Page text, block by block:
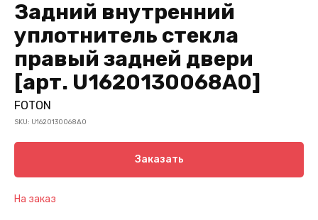
Задний внутренний
уплотнитель стекла
правый задней двери
[арт. U1620130068A0]
FOTON
SKU: U1620130068A0
Заказать
На заказ